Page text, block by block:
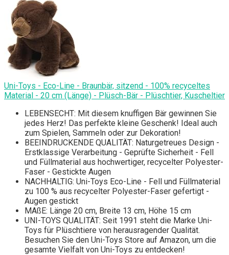
Uni-Toys - Eco-Line - Braunbär, sitzend - 100% recyceltes
Material - 20 cm (Länge) - Plüsch-Bär - Plüschtier, Kuscheltier
LEBENSECHT: Mit diesem knuffigen Bär gewinnen Sie
jedes Herz! Das perfekte kleine Geschenk! Ideal auch
zum Spielen, Sammeln oder zur Dekoration!
BEEINDRUCKENDE QUALITÄT: Naturgetreues Design -
Erstklassige Verarbeitung - Geprüfte Sicherheit - Fell
und Füllmaterial aus hochwertiger, recycelter Polyester-
Faser - Gestickte Augen
NACHHALTIG: Uni-Toys Eco-Line - Fell und Füllmaterial
zu 100 % aus recycelter Polyester-Faser gefertigt -
Augen gestickt
MAßE: Länge 20 cm, Breite 13 cm, Höhe 15 cm
UNI-TOYS QUALITÄT: Seit 1991 steht die Marke Uni-
Toys für Plüschtiere von herausragender Qualität.
Besuchen Sie den Uni-Toys Store auf Amazon, um die
gesamte Vielfalt von Uni-Toys zu entdecken!